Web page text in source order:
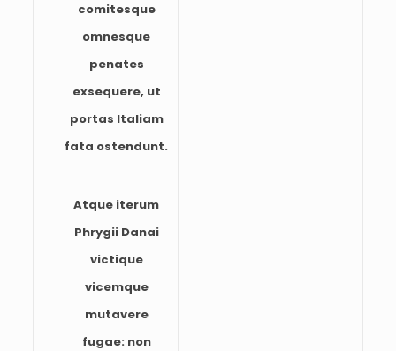
comitesque
omnesque
penates
exsequere, ut
portas Italiam
fata ostendunt.
Atque iterum
Phrygii Danai
victique
vicemque
mutavere
fugae: non